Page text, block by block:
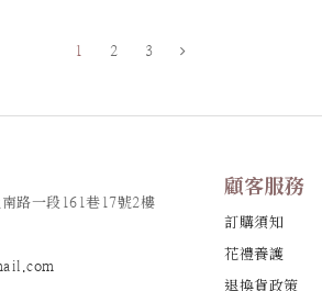
1 2 3
路一段161巷17號2樓
顧客服務
訂購須知
花禮養護
退換貨政策